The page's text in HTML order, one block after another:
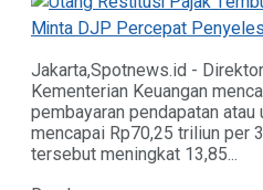
Jakarta,Spotnews.id -
Kementerian Keuangan
pembayaran pendapatan
mencapai Rp70,25 triliun per
tersebut meningkat 13,85...